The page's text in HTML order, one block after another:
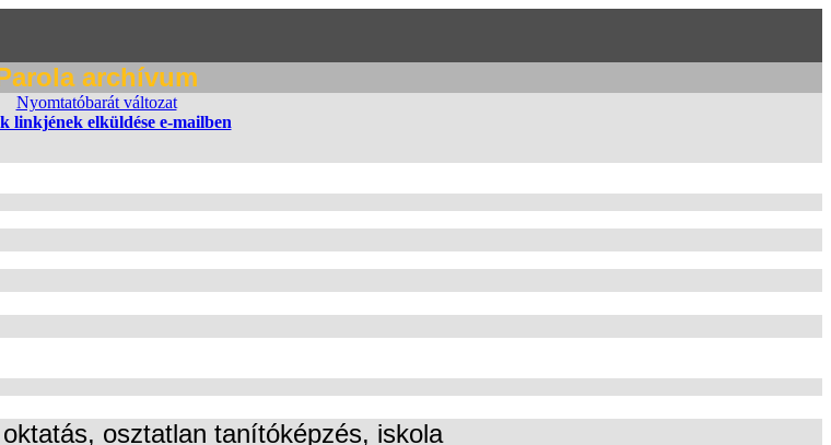
archívum
Nyomtatóbarát változat
linkjének elküldése e-mailben
osztatlan tanítóképzés, iskola